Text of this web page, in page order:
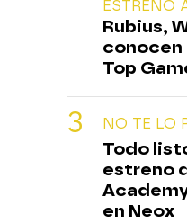
ESTRENO
Rubius,
conocen
Top
NO TE LO
Todo
estreno
en Neox